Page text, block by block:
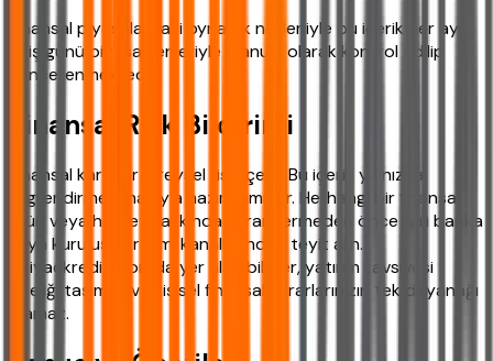
Finansal piyasalardaki oynaklık nedeniyle bu içerik her ayın
ilk iş günü piyasa verileriyle manuel olarak kontrol edilip
güncellenmektedir.
Finansal Risk Bildirimi
Finansal kararlar bireysel risk içerir. Bu içerik yalnızca
bilgilendirme amacıyla hazırlanmıştır. Herhangi bir finansal
ürün veya hizmet hakkında karar vermeden önce ilgili banka
veya kuruluşun resmi kanallarından teyit alın.
ihtiyackredisi.com'da yer alan bilgiler, yatırım tavsiyesi
niteliği taşımaz ve kişisel finansal kararlarınızın tek dayanağı
olamaz.